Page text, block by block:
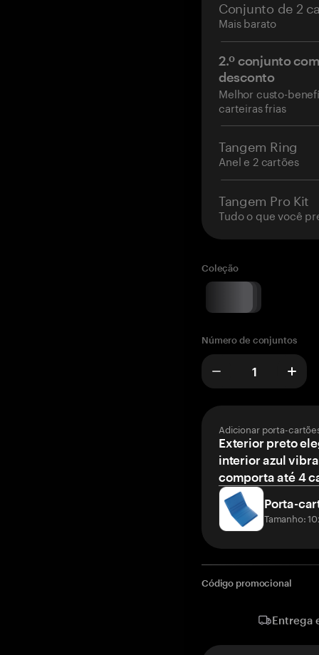
Conjunto de 2
Mais barato
2.º conjunto
desconto
Melhor custo-
carteiras frias
Tangem Ring
Anel e 2 cartões
Tangem Pro Kit
Tudo o que você
Coleção
Número de conjuntos
Adicionar porta-
Exterior preto
interior azul
comporta até 4
Porta-
Tamanho:
Código promocional
Entrega